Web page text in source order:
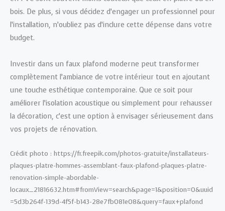
bois. De plus, si vous décidez d’engager un professionnel pour
l’installation, n’oubliez pas d’inclure cette dépense dans votre
budget.
Investir dans un faux plafond moderne peut transformer
complètement l’ambiance de votre intérieur tout en ajoutant
une touche esthétique contemporaine. Que ce soit pour
améliorer l’isolation acoustique ou simplement pour rehausser
la décoration, c’est une option à envisager sérieusement dans
vos projets de rénovation.
Crédit photo : https://fr.freepik.com/photos-gratuite/installateurs-
plaques-platre-hommes-assemblant-faux-plafond-plaques-platre-
renovation-simple-abordable-
locaux_21816632.htm#fromView=search&page=1&position=0&uuid
=5d3b264f-139d-4f5f-b143-28e7fb081e08&query=faux+plafond